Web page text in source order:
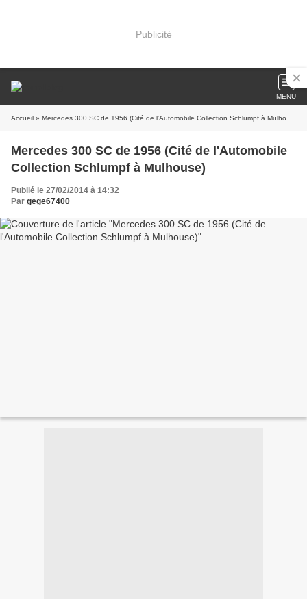
Publicité
MENU
Accueil » Mercedes 300 SC de 1956 (Cité de l'Automobile Collection Schlumpf à Mulhouse)
Mercedes 300 SC de 1956 (Cité de l'Automobile
Collection Schlumpf à Mulhouse)
Publié le 27/02/2014 à 14:32
Par gege67400